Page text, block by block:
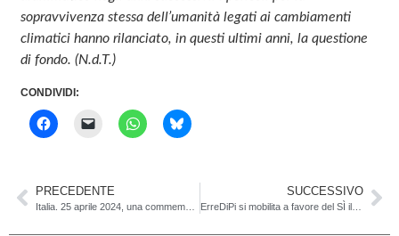
sopravvivenza stessa dell’umanità legati ai cambiamenti
climatici hanno rilanciato, in questi ultimi anni, la questione
di fondo. (N.d.T.)
CONDIVIDI:
PRECEDENTE SUCCESSIVO
ErreDiPi si mobilita a favore del SÌ il prossimo 9 giugno sul cassa pensione